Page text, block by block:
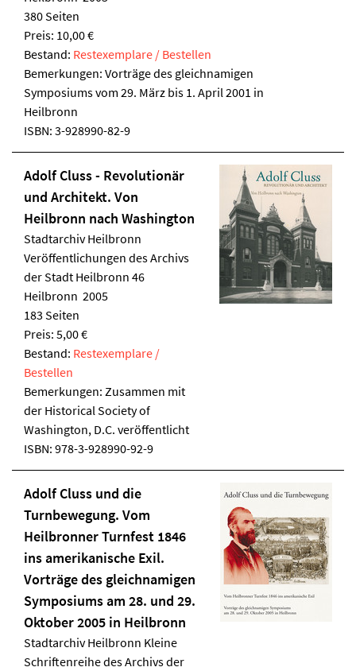
380 Seiten
Preis: 10,00 €
Bestand: Restexemplare / Bestellen
Bemerkungen: Vorträge des gleichnamigen
Symposiums vom 29. März bis 1. April 2001 in
Heilbronn
ISBN: 3-928990-82-9
Adolf Cluss - Revolutionär
und Architekt. Von
Heilbronn nach Washington
Stadtarchiv Heilbronn
Veröffentlichungen des Archivs
der Stadt Heilbronn 46
Heilbronn 2005
183 Seiten
Preis: 5,00 €
Bestand: Restexemplare /
Bestellen
Bemerkungen: Zusammen mit
der Historical Society of
Washington, D.C. veröffentlicht
ISBN: 978-3-928990-92-9
Adolf Cluss und die
Turnbewegung. Vom
Heilbronner Turnfest 1846
ins amerikanische Exil.
Vorträge des gleichnamigen
Symposiums am 28. und 29.
Oktober 2005 in Heilbronn
Stadtarchiv Heilbronn Kleine
Schriftenreihe des Archivs der